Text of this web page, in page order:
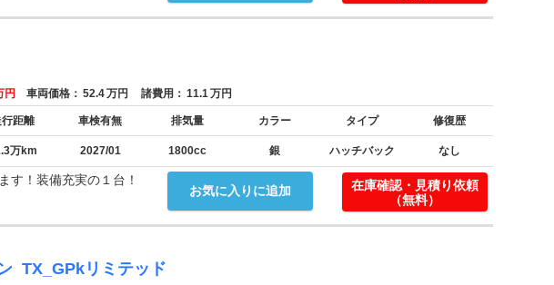
円 車両価格： 52.4万円 諸費用： 11.1万円
距離 車検有無 排気量 カラー タイプ 修復歴
万km 2027/01 1800cc 銀 ハッチバック なし
お気に入りに追加
す！装備充実の１台！
在庫確認・見積り依頼
（無料）
TX_GPkリミテッド